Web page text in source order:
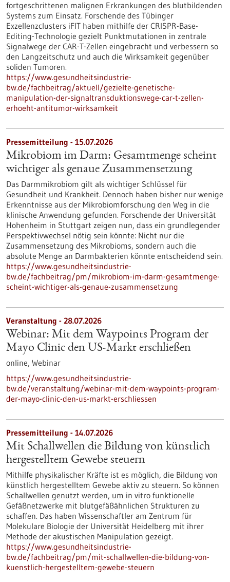
fortgeschrittenen malignen Erkrankungen des blutbildenden
Systems zum Einsatz. Forschende des Tübinger
Exzellenzclusters iFIT haben mithilfe der CRISPR-Base-
Editing-Technologie gezielt Punktmutationen in zentrale
Signalwege der CAR-T-Zellen eingebracht und verbessern so
den Langzeitschutz und auch die Wirksamkeit gegenüber
soliden Tumoren.
https://www.gesundheitsindustrie-
bw.de/fachbeitrag/aktuell/gezielte-genetische-
manipulation-der-signaltransduktionswege-car-t-zellen-
erhoeht-antitumor-wirksamkeit
Pressemitteilung - 15.07.2026
Mikrobiom im Darm: Gesamtmenge scheint
wichtiger als genaue Zusammensetzung
Das Darmmikrobiom gilt als wichtiger Schlüssel für
Gesundheit und Krankheit. Dennoch haben bisher nur wenige
Erkenntnisse aus der Mikrobiomforschung den Weg in die
klinische Anwendung gefunden. Forschende der Universität
Hohenheim in Stuttgart zeigen nun, dass ein grundlegender
Perspektivwechsel nötig sein könnte: Nicht nur die
Zusammensetzung des Mikrobioms, sondern auch die
absolute Menge an Darmbakterien könnte entscheidend sein.
https://www.gesundheitsindustrie-
bw.de/fachbeitrag/pm/mikrobiom-im-darm-gesamtmenge-
scheint-wichtiger-als-genaue-zusammensetzung
Veranstaltung - 28.07.2026
Webinar: Mit dem Waypoints Program der
Mayo Clinic den US-Markt erschließen
online, Webinar
https://www.gesundheitsindustrie-
bw.de/veranstaltung/webinar-mit-dem-waypoints-program-
der-mayo-clinic-den-us-markt-erschliessen
Pressemitteilung - 14.07.2026
Mit Schallwellen die Bildung von künstlich
hergestelltem Gewebe steuern
Mithilfe physikalischer Kräfte ist es möglich, die Bildung von
künstlich hergestelltem Gewebe aktiv zu steuern. So können
Schallwellen genutzt werden, um in vitro funktionelle
Gefäßnetzwerke mit blutgefäßähnlichen Strukturen zu
schaffen. Das haben Wissenschaftler am Zentrum für
Molekulare Biologie der Universität Heidelberg mit ihrer
Methode der akustischen Manipulation gezeigt.
https://www.gesundheitsindustrie-
bw.de/fachbeitrag/pm/mit-schallwellen-die-bildung-von-
kuenstlich-hergestelltem-gewebe-steuern